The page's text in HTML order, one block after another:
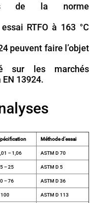
de la norme
RTFO à 163 °C
peuvent faire l’objet
sur les marchés
13924.
Méthode d’essai
– 1,06 ASTM D 70
– 25 ASTM D 5
– 76 ASTM D 36
100 ASTM D 113